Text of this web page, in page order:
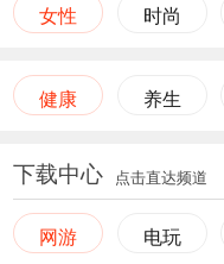
女性 时尚
健康 养生
下载中心 点击直达频道
网游 电玩